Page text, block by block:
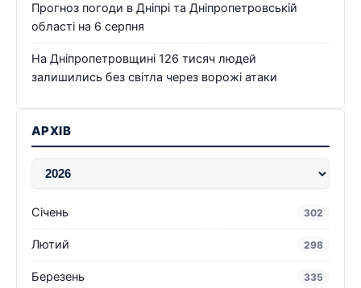
Прогноз погоди в Дніпрі та Дніпропетровській
області на 6 серпня
На Дніпропетровщині 126 тисяч людей
залишились без світла через ворожі атаки
АРХІВ
Січень 302
Лютий 298
Березень 335